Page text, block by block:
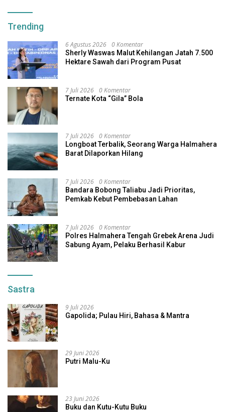
Trending
6 Agustus 2026 0 Komentar
Sherly Waswas Malut Kehilangan Jatah 7.500
Hektare Sawah dari Program Pusat
7 Juli 2026 0 Komentar
Ternate Kota “Gila” Bola
7 Juli 2026 0 Komentar
Longboat Terbalik, Seorang Warga Halmahera
Barat Dilaporkan Hilang
7 Juli 2026 0 Komentar
Bandara Bobong Taliabu Jadi Prioritas,
Pemkab Kebut Pembebasan Lahan
7 Juli 2026 0 Komentar
Polres Halmahera Tengah Grebek Arena Judi
Sabung Ayam, Pelaku Berhasil Kabur
Sastra
9 Juli 2026
Gapolida; Pulau Hiri, Bahasa & Mantra
29 Juni 2026
Putri Malu-Ku
23 Juni 2026
Buku dan Kutu-Kutu Buku